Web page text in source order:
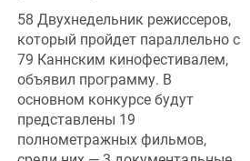
58 Двухнедельник режиссеров,
который пройдет параллельно с
79 Каннским кинофестивалем,
объявил программу. В
основном конкурсе будут
представлены 19
полнометражных фильмов,